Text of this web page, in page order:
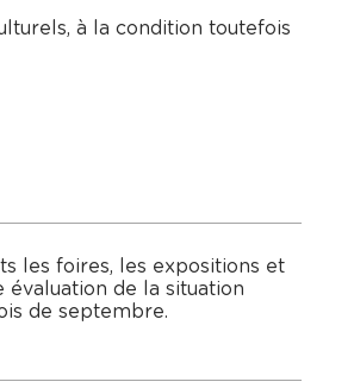
à la condition toutefois
les foires, les expositions et
évaluation de la situation
de septembre.